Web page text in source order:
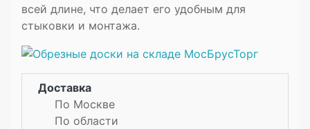
всей длине, что делает его удобным для
стыковки и монтажа.
Доставка
По Москве
По области